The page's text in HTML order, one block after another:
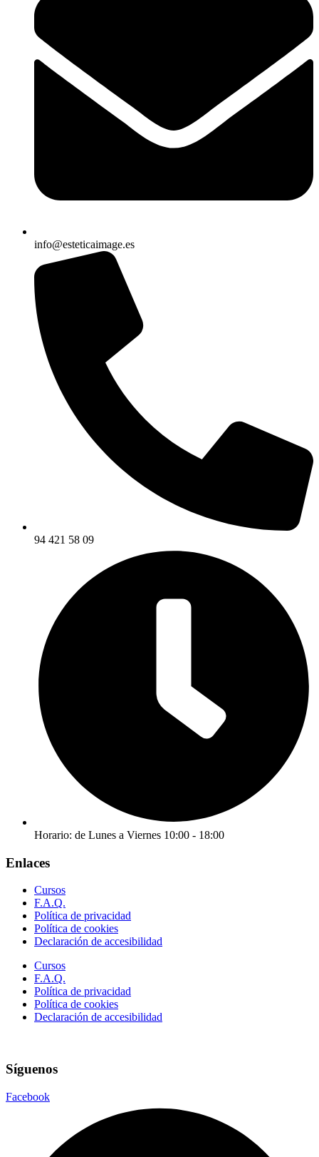
info@esteticaimage.es
94 421 58 09
Horario: de Lunes a Viernes 10:00 - 18:00
Enlaces
Cursos
F.A.Q.
Política de privacidad
Política de cookies
Declaración de accesibilidad
Cursos
F.A.Q.
Política de privacidad
Política de cookies
Declaración de accesibilidad
Síguenos
Facebook